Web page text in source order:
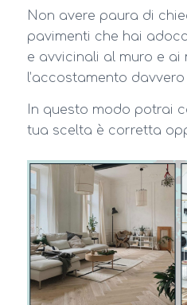
Non avere paura di
pavimenti che hai
e avvicinali al muro e ai
l’accostamento
In questo modo potrai
tua scelta è corretta